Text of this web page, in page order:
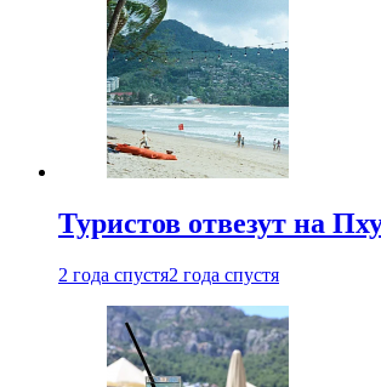
Туристов отвезут на
2 года спустя2 года спустя